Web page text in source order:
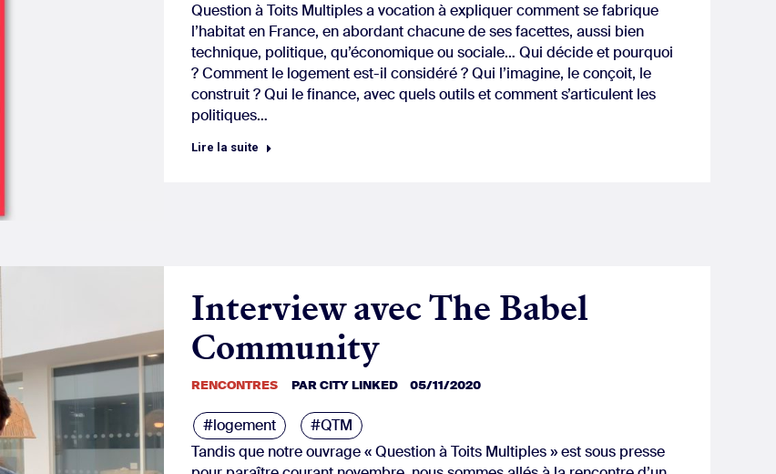
Question à Toits Multiples a vocation à expliquer comment se fabrique
l’habitat en France, en abordant chacune de ses facettes, aussi bien
technique, politique, qu’économique ou sociale… Qui décide et pourquoi
? Comment le logement est-il considéré ? Qui l’imagine, le conçoit, le
construit ? Qui le finance, avec quels outils et comment s’articulent les
politiques…
Lire la suite
Interview avec The Babel
Community
RENCONTRES PARCITY LINKED 05/11/2020
#logement
#QTM
Tandis que notre ouvrage « Question à Toits Multiples » est sous presse